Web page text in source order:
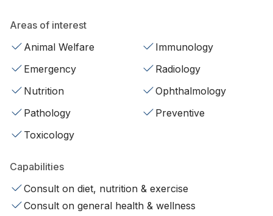
Areas of interest
Animal Welfare
Immunology
Emergency
Radiology
Nutrition
Ophthalmology
Pathology
Preventive
Toxicology
Capabilities
Consult on diet, nutrition & exercise
Consult on general health & wellness